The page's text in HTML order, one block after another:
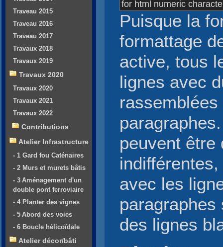
for html numeric
Puisque la
formattage
active, tous
lignes avec
peuvent être
avec les
paragraphes
des lignes
Traveau 2015
Traveau 2016
Traveau 2017
Travaux 2018
Travaux 2019
Travaux 2020
Travaux 2020
Travaux 2021
Travaux 2022
Contributions
Atelier Infrastructure
- 1 Gard fou Caténaires
- 2 Murs et murets bâtis
- 3 Aménagement d'un
double pont ferroviaire
- 4 Planter des vignes
- 5 Abord des voies
- 6 Boucle hélicoïdale
Atelier décor/bâti